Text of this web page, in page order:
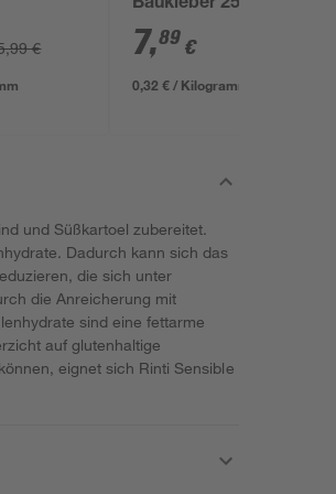
€
Baukleber 25 kg
7,89 €
0,32 € / Kilogramm
und Süßkartoel zubereitet.
Dadurch kann sich das
die sich unter
die Anreicherung mit
sind eine fettarme
auf glutenhaltige
eignet sich Rinti Sensible